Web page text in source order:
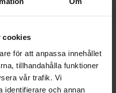
cookies
för att anpassa innehållet
tillhandahålla funktioner
vår trafik. Vi
identifierare och annan
Pris 19 512KR